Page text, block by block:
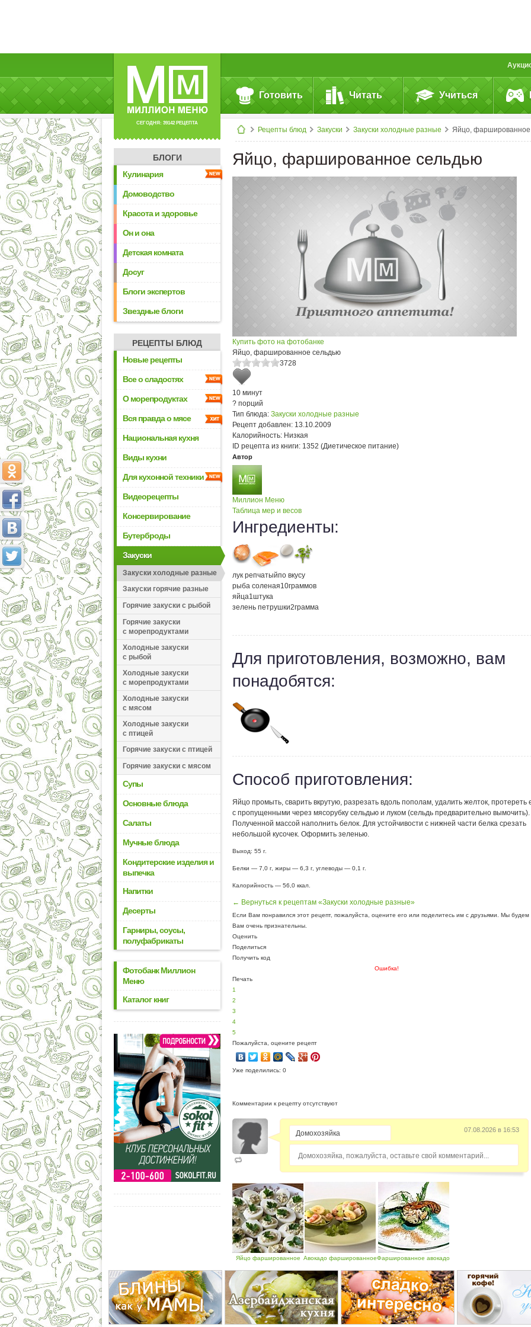
СЕГОДНЯ: 39142 РЕЦЕПТА
Готовить Читать Учиться
Рецепты блюд Закуски Закуски холодные разные Яйцо, фаршированное
БЛОГИ
Кулинария
Домоводство
Красота и здоровье
Он и она
Детская комната
Досуг
Блоги экспертов
Звездные блоги
РЕЦЕПТЫ БЛЮД
Новые рецепты
Все о сладостях
О морепродуктах
Вся правда о мясе
Национальная кухня
Виды кухни
Для кухонной техники
Видеорецепты
Консервирование
Бутерброды
Закуски
Закуски холодные разные
Закуски горячие разные
Горячие закуски с рыбой
Горячие закуски
с морепродуктами
Холодные закуски
с рыбой
Холодные закуски
с морепродуктами
Холодные закуски
с мясом
Холодные закуски
с птицей
Горячие закуски с птицей
Горячие закуски с мясом
Супы
Основные блюда
Салаты
Мучные блюда
Кондитерские изделия и
выпечка
Напитки
Десерты
Гарниры, соусы,
полуфабрикаты
Фотобанк Миллион
Меню
Каталог книг
Яйцо, фаршированное сельдью
Купить фото на фотобанке
Яйцо, фаршированное сельдью
3728
10 минут
? порций
Тип блюда: Закуски холодные разные
Рецепт добавлен: 13.10.2009
Калорийность: Низкая
ID рецепта из книги: 1352 (Диетическое питание)
Автор
Миллион Меню
Таблица мер и весов
Ингредиенты:
лук репчатыйпо вкусу
рыба соленая10граммов
яйца1штука
зелень петрушки2грамма
Для приготовления, возможно, вам
понадобятся:
Способ приготовления:
Яйцо промыть, сварить вкрутую, разрезать вдоль пополам, удалить желток, протереть
с пропущенными через мясорубку сельдью и луком (сельдь предварительно вымочить).
Полученной массой наполнить белок. Для устойчивости с нижней части белка срезать
небольшой кусочек. Оформить зеленью.
Выход: 55 г.
Белки — 7,0 г, жиры — 6,3 г, углеводы — 0,1 г.
Калорийность — 56,0 ккал.
← Вернуться к рецептам «Закуски холодные разные»
Если Вам понравился этот рецепт, пожалуйста, оцените его или поделитесь им с друзьями. Мы будем
Вам очень признательны.
Оценить
Поделиться
Получить код
Ошибка!
Печать
1
2
3
4
5
Пожалуйста, оцените рецепт
Уже поделились: 0
Комментарии к рецепту отсутствуют
07.08.2026 в 16:53
Домохозяйка, пожалуйста, оставьте свой комментарий...
Яйцо фаршированное Авокадо фаршированноеФаршированное авокадо